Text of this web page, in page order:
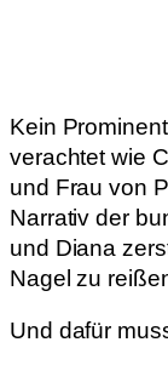
Kein
verachtet wie
und Frau von
Narrativ der
und Diana
Nagel zu
Und dafür